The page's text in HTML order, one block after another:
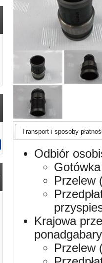
Transport i sposoby
Odbiór
Przelew
Krajowa
Przelew